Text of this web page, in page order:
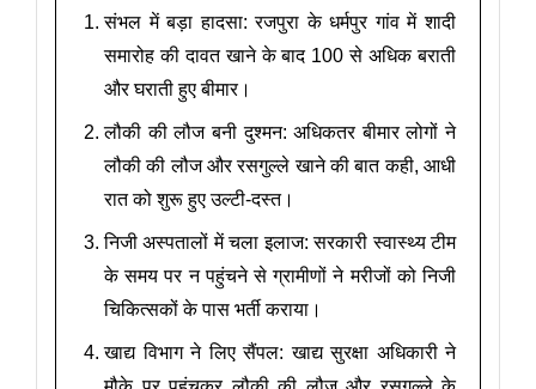
संभल में बड़ा हादसा: रजपुरा के धर्मपुर गांव में शादी
समारोह की दावत खाने के बाद 100 से अधिक बराती
और घराती हुए बीमार।
लौकी की लौज बनी दुश्मन: अधिकतर बीमार लोगों ने
लौकी की लौज और रसगुल्ले खाने की बात कही, आधी
रात को शुरू हुए उल्टी-दस्त।
निजी अस्पतालों में चला इलाज: सरकारी स्वास्थ्य टीम
के समय पर न पहुंचने से ग्रामीणों ने मरीजों को निजी
चिकित्सकों के पास भर्ती कराया।
खाद्य विभाग ने लिए सैंपल: खाद्य सुरक्षा अधिकारी ने